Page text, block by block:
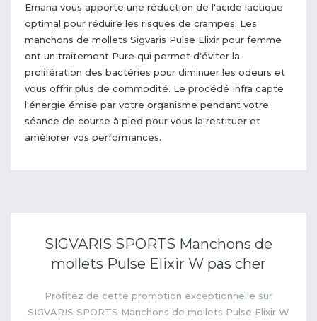
Emana vous apporte une réduction de l'acide lactique
optimal pour réduire les risques de crampes. Les
manchons de mollets Sigvaris Pulse Elixir pour femme
ont un traitement Pure qui permet d'éviter la
prolifération des bactéries pour diminuer les odeurs et
vous offrir plus de commodité. Le procédé Infra capte
l'énergie émise par votre organisme pendant votre
séance de course à pied pour vous la restituer et
améliorer vos performances.
SIGVARIS SPORTS Manchons de
mollets Pulse Elixir W pas cher
Profitez de cette promotion exceptionnelle sur
SIGVARIS SPORTS Manchons de mollets Pulse Elixir W